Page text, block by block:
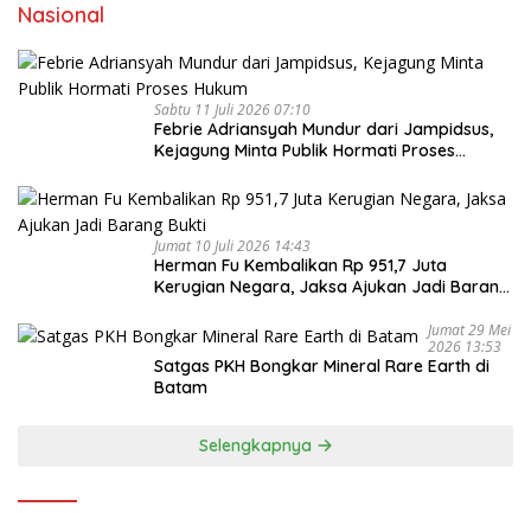
Nasional
Sabtu 11 Juli 2026 07:10
Febrie Adriansyah Mundur dari Jampidsus,
Kejagung Minta Publik Hormati Proses
Jumat 10 Juli 2026 14:43
Herman Fu Kembalikan Rp 951,7 Juta
Kerugian Negara, Jaksa Ajukan Jadi Barang
Jumat 29 Mei
2026 13:53
Satgas PKH Bongkar Mineral Rare Earth di
Selengkapnya